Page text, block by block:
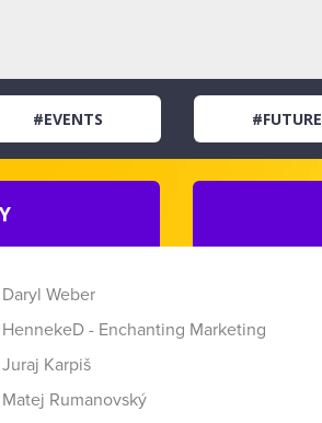
#EVENTS #FUTURE
Daryl Weber
HennekeD - Enchanting Marketing
Juraj Karpiš
Matej Rumanovský